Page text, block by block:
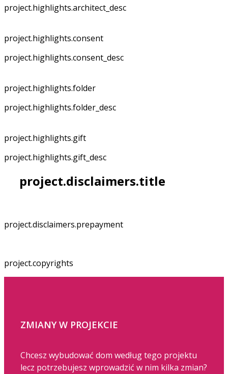
project.highlights.architect_desc
project.highlights.consent
project.highlights.consent_desc
project.highlights.folder
project.highlights.folder_desc
project.highlights.gift
project.highlights.gift_desc
project.disclaimers.title
project.disclaimers.prepayment
project.copyrights
ZMIANY W PROJEKCIE
Chcesz wybudować dom według tego projektu
lecz potrzebujesz wprowadzić w nim kilka zmian?